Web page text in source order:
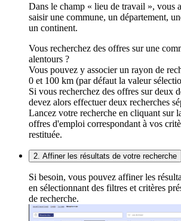
Dans le champ « lieu de travail », vous
saisir une commune, un département,
un continent.
Vous recherchez des offres sur une
alentours ?
Vous pouvez y associer un rayon de
0 et 100 km (par défaut la valeur
Si vous recherchez des offres sur deux
devez alors effectuer deux recherches
Lancez votre recherche en cliquant sur
offres d'emploi correspondant à vos
restituée.
2. Affiner les résultats de votre recherche
Si besoin, vous pouvez affiner les
en sélectionnant des filtres et critères
de recherche.